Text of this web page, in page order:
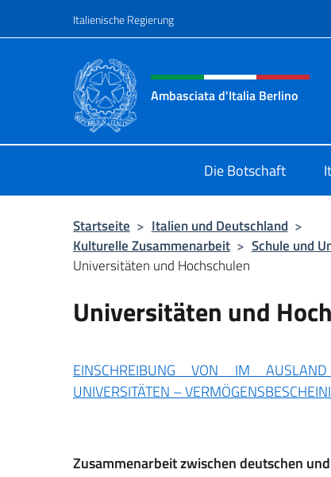
Italienische Regierung
Header-Site, Social und
Ambasciata d'Italia Berlino
Die Botschaft
Startseite > Italien und Deutschland >
Kulturelle Zusammenarbeit > Schule und
Universitäten und Hochschulen
Universitäten und
EINSCHREIBUNG VON IM
UNIVERSITÄTEN –
Zusammenarbeit zwischen deutschen